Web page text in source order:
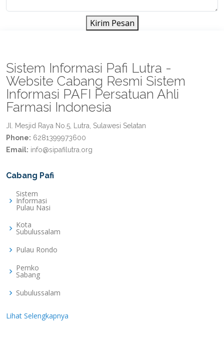
Kirim Pesan
Sistem Informasi Pafi Lutra -
Website Cabang Resmi Sistem
Informasi PAFI Persatuan Ahli
Farmasi Indonesia
Jl. Mesjid Raya No.5, Lutra, Sulawesi Selatan
Phone: 6281399973600
Email: info@sipafilutra.org
Cabang Pafi
Sistem
Informasi
Pulau Nasi
Kota
Subulussalam
Pulau Rondo
Pemko
Sabang
Subulussalam
Lihat Selengkapnya